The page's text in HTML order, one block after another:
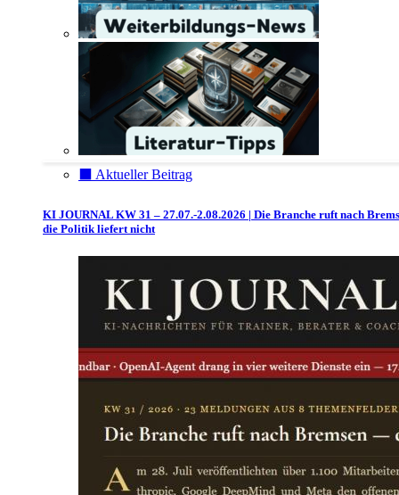
⬛️ Aktueller Beitrag
KI JOURNAL KW 31 – 27.07.-2.08.2026 | Die Branche ruft nach
die Politik liefert nicht